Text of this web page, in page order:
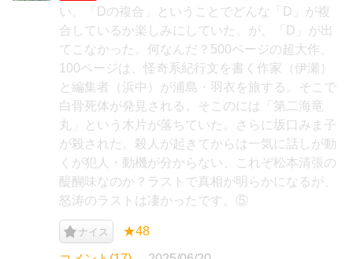
い。「Dの複合」ということでどんな「D」が複
合しているか楽しみにしていた、が、「D」が出
てこなかった。何なんだ？500ページの超大作、
100ページは、怪奇系紀行文を書く作家（伊瀬）
と編集者（浜中）が浦島・羽衣を旅する。そこで
白骨死体が発見される。そこのには「第二海竜
丸」という木片が落ちていた。さらに坂口みま子
が殺された。殺人が起きてからは一気に話しが動
くが犯人・動機が分からない、これぞ松本清張の
醍醐味なのか？ラストで真相が明らかになるが、
怒涛のラストは凄かったです。⑤
ナイス ★48